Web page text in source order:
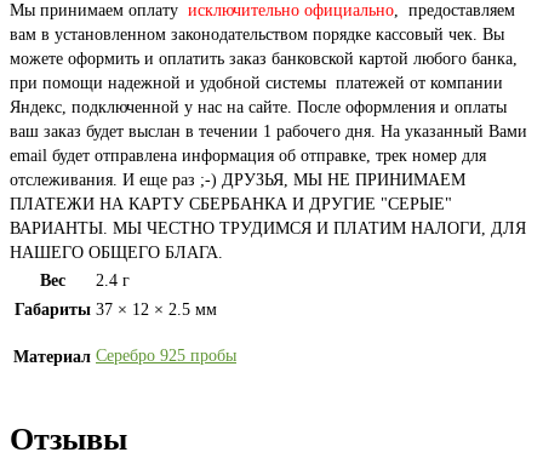
Мы принимаем оплату исключительно официально, предоставляем
вам в установленном законодательством порядке кассовый чек. Вы
можете оформить и оплатить заказ банковской картой любого банка,
при помощи надежной и удобной системы платежей от компании
Яндекс, подключенной у нас на сайте. После оформления и оплаты
ваш заказ будет выслан в течении 1 рабочего дня. На указанный Вами
email будет отправлена информация об отправке, трек номер для
отслеживания. И еще раз ;-) ДРУЗЬЯ, МЫ НЕ ПРИНИМАЕМ
ПЛАТЕЖИ НА КАРТУ СБЕРБАНКА И ДРУГИЕ "СЕРЫЕ"
ВАРИАНТЫ. МЫ ЧЕСТНО ТРУДИМСЯ И ПЛАТИМ НАЛОГИ, ДЛЯ
НАШЕГО ОБЩЕГО БЛАГА.
Вес
2.4 г
Габариты 37 × 12 × 2.5 мм
Материал Серебро 925 пробы
Отзывы